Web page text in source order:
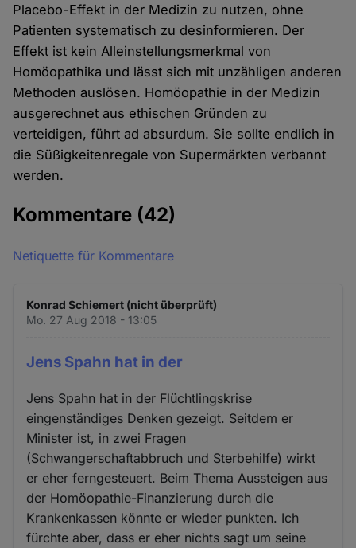
Placebo-Effekt in der Medizin zu nutzen, ohne
Patienten systematisch zu desinformieren. Der
Effekt ist kein Alleinstellungsmerkmal von
Homöopathika und lässt sich mit unzähligen anderen
Methoden auslösen. Homöopathie in der Medizin
ausgerechnet aus ethischen Gründen zu
verteidigen, führt ad absurdum. Sie sollte endlich in
die Süßigkeitenregale von Supermärkten verbannt
werden.
Kommentare (42)
Netiquette für Kommentare
Konrad Schiemert (nicht überprüft)
Mo. 27 Aug 2018 - 13:05
Jens Spahn hat in der
Jens Spahn hat in der Flüchtlingskrise
eingenständiges Denken gezeigt. Seitdem er
Minister ist, in zwei Fragen
(Schwangerschaftabbruch und Sterbehilfe) wirkt
er eher ferngesteuert. Beim Thema Aussteigen aus
der Homöopathie-Finanzierung durch die
Krankenkassen könnte er wieder punkten. Ich
fürchte aber, dass er eher nichts sagt um seine